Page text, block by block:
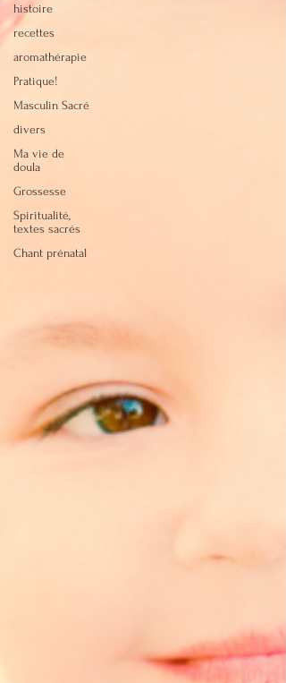
histoire
recettes
aromathérapie
Pratique!
Masculin Sacré
divers
Ma vie de
doula
Grossesse
Spiritualité,
textes sacrés
Chant prénatal